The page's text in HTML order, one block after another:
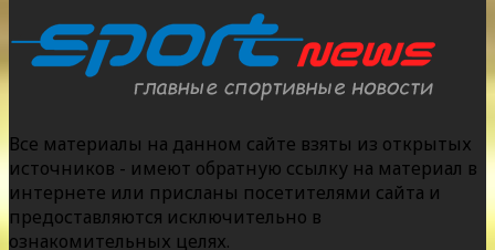
Все материалы на данном сайте взяты из открытых
источников - имеют обратную ссылку на материал в
интернете или присланы посетителями сайта и
предоставляются исключительно в
ознакомительных целях.